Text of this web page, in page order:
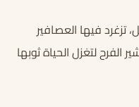
تزغرد فيها العصافير
الفرح لتغزل الحياة ثوبها